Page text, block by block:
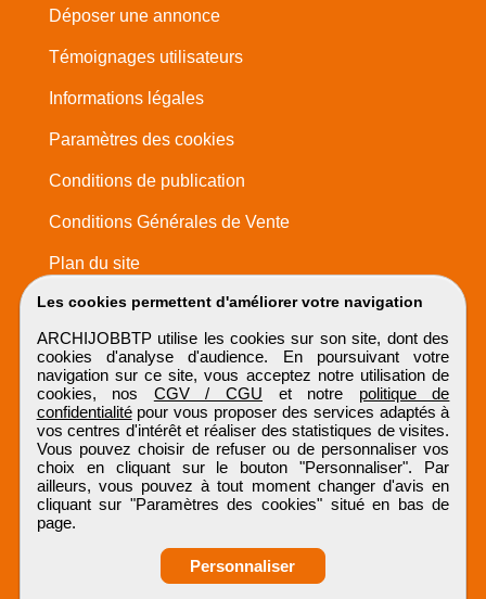
Les cookies permettent d'améliorer votre navigation
ARCHIJOBBTP utilise les cookies sur son site, dont des
cookies d'analyse d'audience. En poursuivant votre
navigation sur ce site, vous acceptez notre utilisation de
cookies, nos CGV / CGU et notre politique de
confidentialitépour vous proposer des services adaptés à
vos centres d'intérêt et réaliser des statistiques de visites.
Vous pouvez choisir de refuser ou de personnaliser vos
choix en cliquant sur le bouton "Personnaliser". Par
ailleurs, vous pouvez à tout moment changer d'avis en
cliquant sur "Paramètres des cookies" situé en bas de
page.
Personnaliser
Déposer une annonce
Témoignages utilisateurs
Informations légales
Paramètres des cookies
Conditions de publication
Conditions Générales de Vente
Plan du site